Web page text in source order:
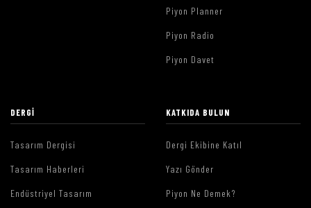
Piyon Planner
Piyon Radio
Piyon Davet
DERGI
Tasarım Dergisi
Tasarım Haberleri
Endüstriyel Tasarım
KATKIDA BULUN
Dergi Ekibine Katıl
Yazı Gönder
Piyon Ne Demek?